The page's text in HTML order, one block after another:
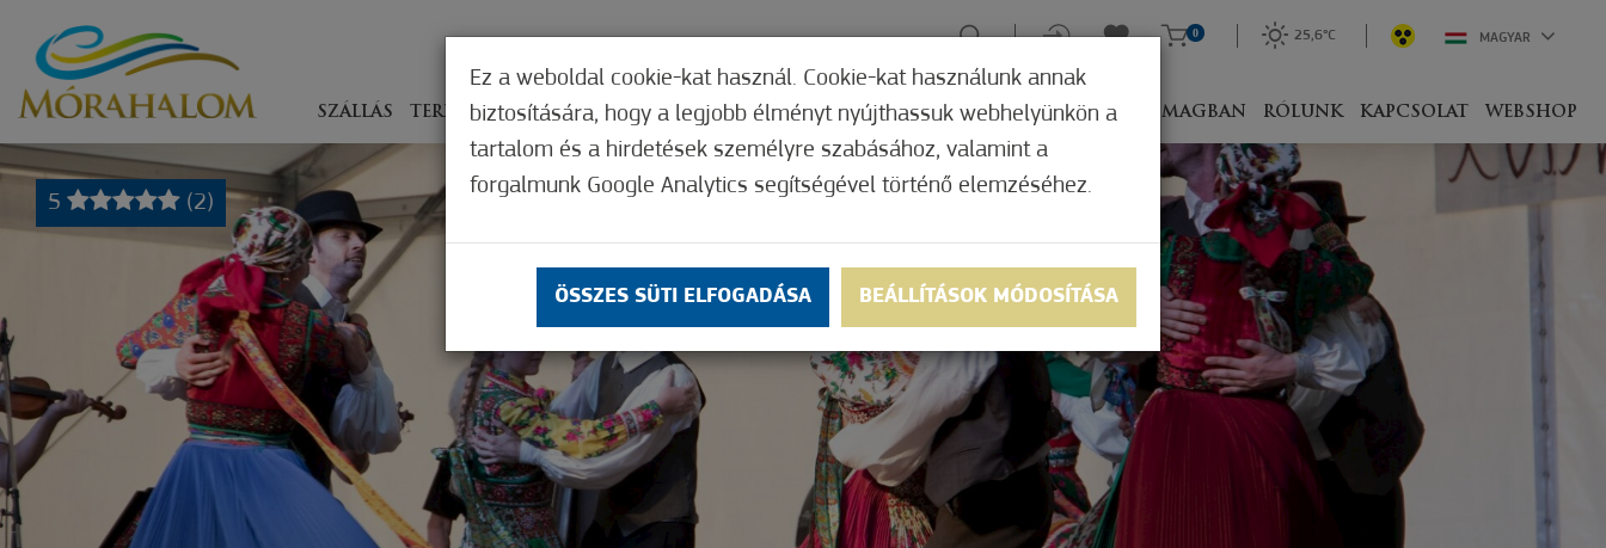
SZÁLLÁS TERÍTÉKEN ÉLMÉNYSZERZÉS ZÖLD FÓKUSZ GYÓGYHELY MERRE, MIVEL CSOMAGBAN RÓLUNK KAPCSOLAT WEBSHOP
0 25,6°C MAGYAR
5 (2)
Ez a weboldal cookie-kat használ. Cookie-kat használunk annak
biztosítására, hogy a legjobb élményt nyújthassuk webhelyünkön a
tartalom és a hirdetések személyre szabásához, valamint a
forgalmunk Google Analytics segítségével történő elemzéséhez.
ÖSSZES SÜTI ELFOGADÁSA BEÁLLÍTÁSOK MÓDOSÍTÁSA